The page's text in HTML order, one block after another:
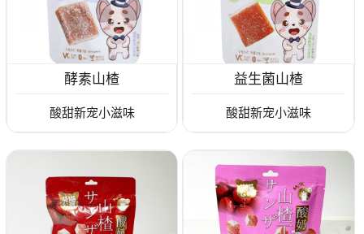
酵素山楂
酸甜新宠小滋味
益生菌山楂
酸甜新宠小滋味